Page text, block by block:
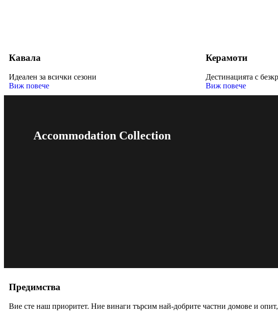
Кавала
Идеален за всички сезони
Виж повече
Керамоти
Дестинацията с
Виж повече
Accommodation Collection
Предимства
Вие сте наш приоритет. Ние винаги търсим най-добрите частни домове и